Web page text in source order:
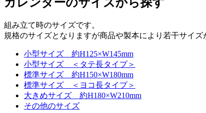
組み立て時のサイズです。
規格のサイズとなりますが商品や製本により若干サイズ
小型サイズ 約H125×W145mm
小型サイズ ＜タテ長タイプ＞
標準サイズ 約H150×W180mm
標準サイズ ＜ヨコ長タイプ＞
大きめサイズ 約H180×W210mm
その他のサイズ